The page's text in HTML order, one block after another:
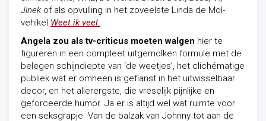
Jinek of als opvulling in het zoveelste Linda de Mol-
vehikel Weet ik veel.
Angela zou als tv-criticus moeten walgen hier te
figureren in een compleet uitgemolken formule met de
belegen schijndiepte van ‘de weetjes’, het clichématige
publiek wat er omheen is geflanst in het uitwisselbaar
decor, en het allerergste, die vreselijk pijnlijke en
geforceerde humor. Ja er is altijd wel wat ruimte voor
een seksgrapje. Van de balzak van Johnny tot aan de